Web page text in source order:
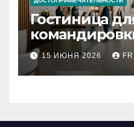
Гостиница
критерии
15 ИЮНЯ 2026